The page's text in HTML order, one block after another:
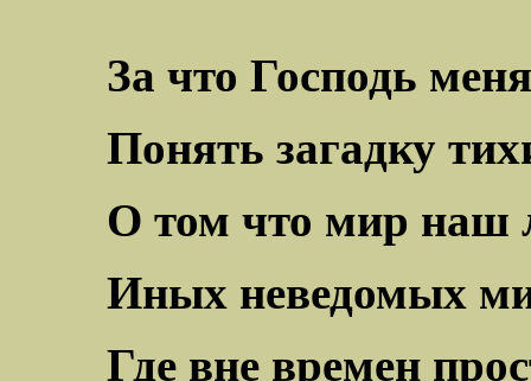
За что Господь
Понять загадку
О том что мир наш
Иных неведомых
Где вне времен